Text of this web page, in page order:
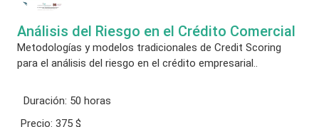
Análisis del Riesgo en el Crédito Comercial
Metodologías y modelos tradicionales de Credit Scoring
para el análisis del riesgo en el crédito empresarial..
Duración: 50 horas
Precio: 375 $